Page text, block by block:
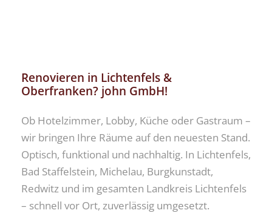
Renovieren in Lichtenfels &
Oberfranken? john GmbH!
Ob Hotelzimmer, Lobby, Küche oder Gastraum –
wir bringen Ihre Räume auf den neuesten Stand.
Optisch, funktional und nachhaltig. In Lichtenfels,
Bad Staffelstein, Michelau, Burgkunstadt,
Redwitz und im gesamten Landkreis Lichtenfels
– schnell vor Ort, zuverlässig umgesetzt.